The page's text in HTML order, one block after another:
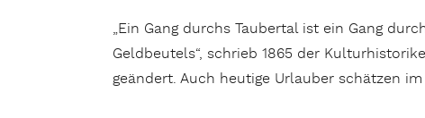
„Ein Gang durchs Taubertal ist ein Gang
Geldbeutels“, schrieb 1865 der
geändert. Auch heutige Urlauber schätzen